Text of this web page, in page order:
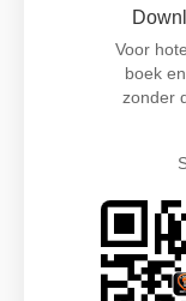
Voor
boek
zonder